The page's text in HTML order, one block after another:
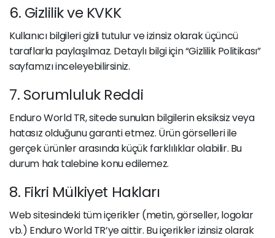
6. Gizlilik ve KVKK
Kullanıcı bilgileri gizli tutulur ve izinsiz olarak üçüncü
taraflarla paylaşılmaz. Detaylı bilgi için “Gizlilik Politikası”
sayfamızı inceleyebilirsiniz.
7. Sorumluluk Reddi
Enduro World TR, sitede sunulan bilgilerin eksiksiz veya
hatasız olduğunu garanti etmez. Ürün görselleri ile
gerçek ürünler arasında küçük farklılıklar olabilir. Bu
durum hak talebine konu edilemez.
8. Fikri Mülkiyet Hakları
Web sitesindeki tüm içerikler (metin, görseller, logolar
vb.) Enduro World TR’ye aittir. Bu içerikler izinsiz olarak